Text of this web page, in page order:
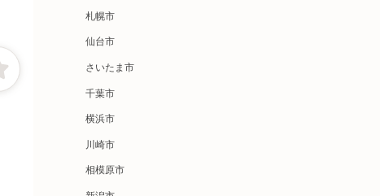
札幌市
仙台市
さいたま市
千葉市
横浜市
川崎市
相模原市